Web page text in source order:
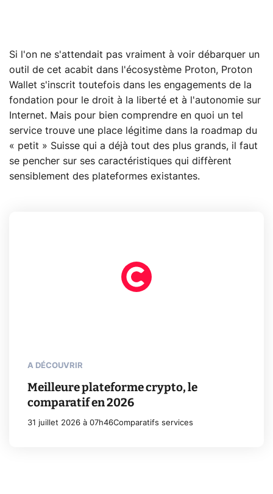
Si l'on ne s'attendait pas vraiment à voir débarquer un
outil de cet acabit dans l'écosystème Proton, Proton
Wallet s'inscrit toutefois dans les engagements de la
fondation pour le droit à la liberté et à l'autonomie sur
Internet. Mais pour bien comprendre en quoi un tel
service trouve une place légitime dans la roadmap du
« petit » Suisse qui a déjà tout des plus grands, il faut
se pencher sur ses caractéristiques qui diffèrent
sensiblement des plateformes existantes.
A DÉCOUVRIR
Meilleure plateforme crypto, le
comparatif en 2026
31 juillet 2026 à 07h46Comparatifs services